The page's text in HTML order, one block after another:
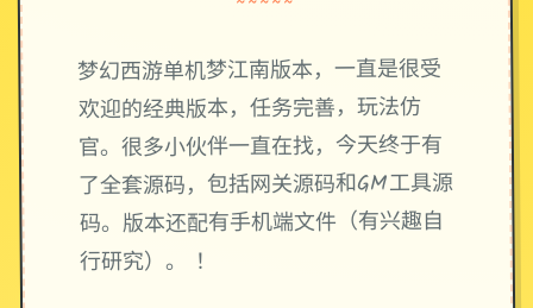
梦幻西游单机梦江南版本，一直是很受
欢迎的经典版本，任务完善，玩法仿
官。很多小伙伴一直在找，今天终于有
了全套源码，包括网关源码和GM工具源
码。版本还配有手机端文件（有兴趣自
行研究）。 ！